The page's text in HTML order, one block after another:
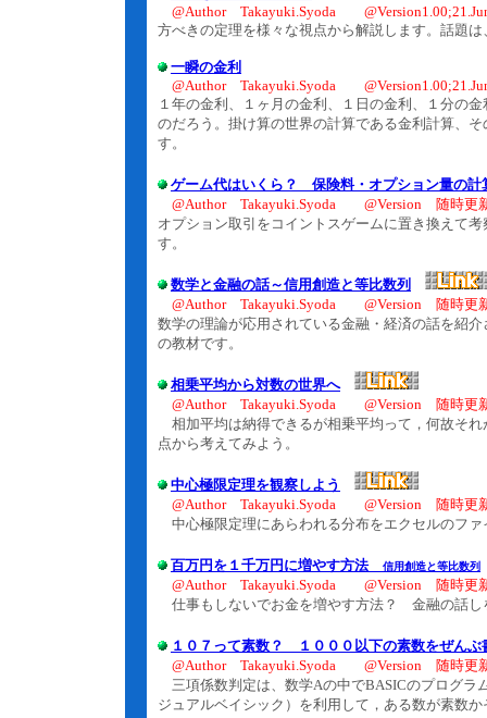
@Author Takayuki.Syoda
方べきの定理を様々な視点から解説します。話題
一瞬の金利
@Author Takayuki.Syoda
１年の金利、１ヶ月の金利、１日の金利、１分の
のだろう。掛け算の世界の計算である金利計算、
す。
ゲーム代はいくら？ 保険料・オプション量の計
@Author Takayuki.Syoda @Version 随時更
オプション取引をコイントスゲームに置き換えて
す。
数学と金融の話～信用創造と等比数列
@Author Takayuki.Syoda @Version 随時更
数学の理論が応用されている金融・経済の話を紹
の教材です。
相乗平均から対数の世界へ
@Author Takayuki.Syoda @Version 随時更
相加平均は納得できるが相乗平均って，何故そ
点から考えてみよう。
中心極限定理を観察しよう
@Author Takayuki.Syoda @Version 随時更
中心極限定理にあらわれる分布をエクセルのフ
百万円を１千万円に増やす方法 信用創造と等比数列
@Author Takayuki.Syoda @Version 随時更
仕事もしないでお金を増やす方法？ 金融の話し
１０７って素数？ １０００以下の素数をぜん
@Author Takayuki.Syoda @Version 随時更
三項係数判定は、数学Aの中でBASICのプログラ
ジュアルベイシック）を利用して，ある数が素数